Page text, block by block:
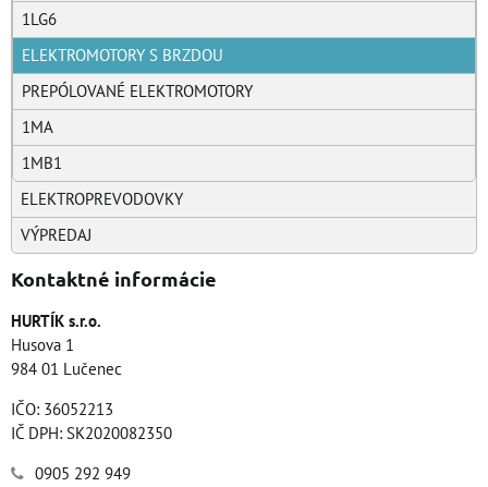
1LG6
ELEKTROMOTORY S BRZDOU
PREPÓLOVANÉ ELEKTROMOTORY
1MA
1MB1
ELEKTROPREVODOVKY
VÝPREDAJ
Kontaktné informácie
HURTÍK s.r.o.
Husova 1
984 01 Lučenec
IČO: 36052213
IČ DPH: SK2020082350
0905 292 949